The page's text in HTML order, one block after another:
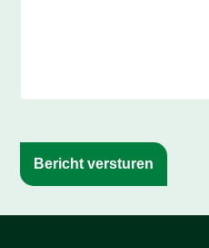
Bericht versturen